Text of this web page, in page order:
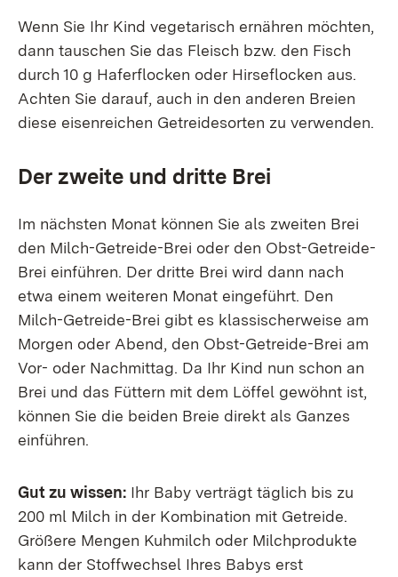
Wenn Sie Ihr Kind vegetarisch ernähren möchten,
dann tauschen Sie das Fleisch bzw. den Fisch
durch 10 g Haferflocken oder Hirseflocken aus.
Achten Sie darauf, auch in den anderen Breien
diese eisenreichen Getreidesorten zu verwenden.
Der zweite und dritte Brei
Im nächsten Monat können Sie als zweiten Brei
den Milch-Getreide-Brei oder den Obst-Getreide-
Brei einführen. Der dritte Brei wird dann nach
etwa einem weiteren Monat eingeführt. Den
Milch-Getreide-Brei gibt es klassischerweise am
Morgen oder Abend, den Obst-Getreide-Brei am
Vor- oder Nachmittag. Da Ihr Kind nun schon an
Brei und das Füttern mit dem Löffel gewöhnt ist,
können Sie die beiden Breie direkt als Ganzes
einführen.
Gut zu wissen: Ihr Baby verträgt täglich bis zu
200 ml Milch in der Kombination mit Getreide.
Größere Mengen Kuhmilch oder Milchprodukte
kann der Stoffwechsel Ihres Babys erst